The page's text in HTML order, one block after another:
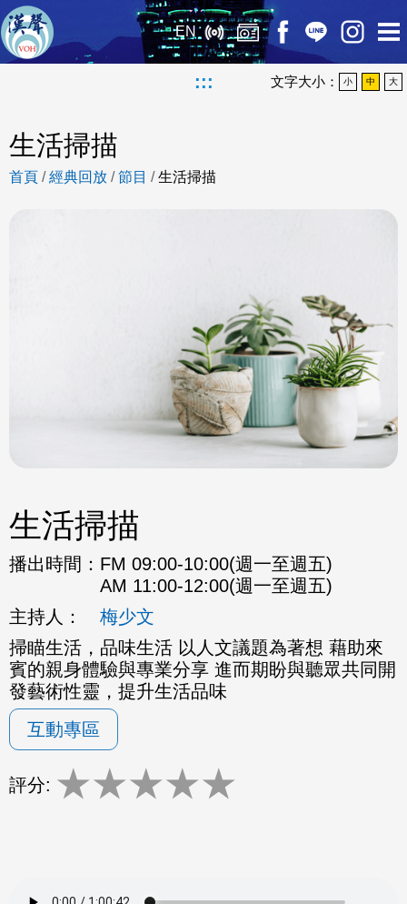
EN
::: 文字大小： 小 中 大
生活掃描
首頁 /經典回放 /節目 /生活掃描
生活掃描
播出時間： FM 09:00-10:00(週一至週五)
AM 11:00-12:00(週一至週五)
主持人：
梅少文
掃瞄生活，品味生活 以人文議題為著想 藉助來
賓的親身體驗與專業分享 進而期盼與聽眾共同開
發藝術性靈，提升生活品味
互動專區
評分: ★★★★★